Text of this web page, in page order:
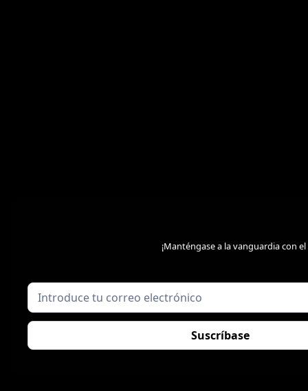
¡Manténgase a la vanguardia con